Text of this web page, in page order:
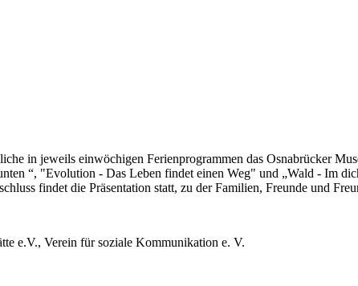
in jeweils einwöchigen Ferienprogrammen das Osnabrücker
“, "Evolution - Das Leben findet einen Weg" und „Wald - Im
findet die Präsentation statt, zu der Familien, Freunde und
e.V., Verein für soziale Kommunikation e. V.